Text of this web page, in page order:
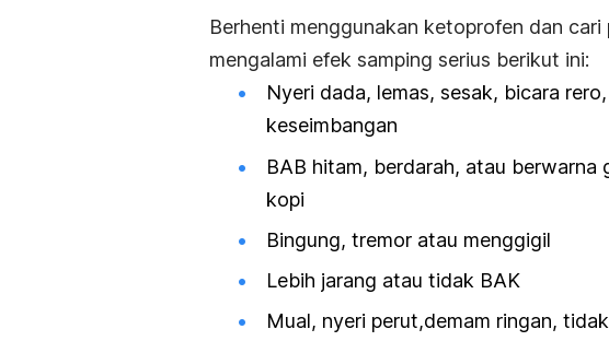
Berhenti menggunakan ketoprofen dan
mengalami efek samping serius berikut ini:
Nyeri dada, lemas, sesak, bicara
keseimbangan
BAB hitam, berdarah, atau
kopi
Bingung, tremor atau menggigil
Lebih jarang atau tidak BAK
Mual, nyeri perut,demam ringan,